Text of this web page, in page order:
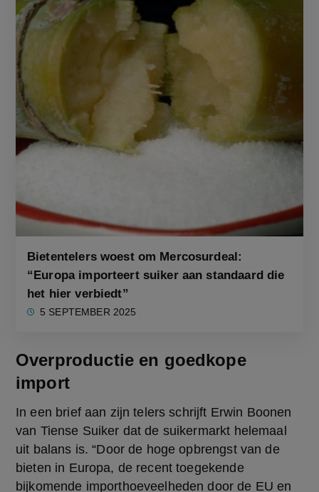
Bietentelers woest om Mercosurdeal:
“Europa importeert suiker aan standaard die
het hier verbiedt”
5 SEPTEMBER 2025
Overproductie en goedkope
import
In een brief aan zijn telers schrijft Erwin Boonen
van Tiense Suiker dat de suikermarkt helemaal
uit balans is. “Door de hoge opbrengst van de
bieten in Europa, de recent toegekende
bijkomende importhoeveelheden door de EU en